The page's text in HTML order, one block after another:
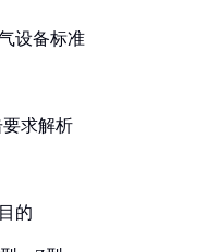
设备标准
要求解析
的